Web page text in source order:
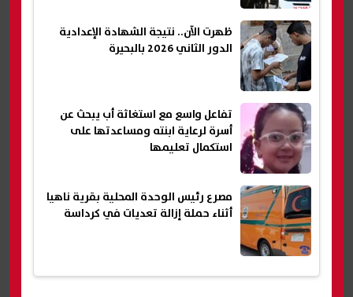
ظهرت الآن.. نتيجة الشهادة الإعدادية
الدور الثاني 2026 بالبحيرة
تفاعل واسع مع استغاثة أب يبحث عن
أسرة لرعاية ابنته ومساعدتها على
استكمال تعليمها
مصرع رئيس الوحدة المحلية بقرية ناهيا
أثناء حملة إزالة تعديات في كرداسة